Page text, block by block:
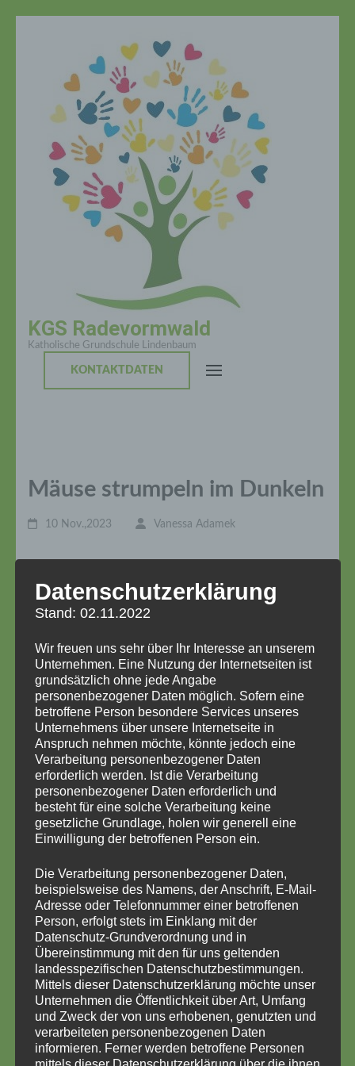
drücken)
KGS Radevormwald
Katholische Grundschule Lindenbaum
KONTAKTDATEN
Mäuse strumpeln im Dunkeln
10 Nov.,2023 Vanessa Adamek
3. November 2023
Am Freitag, den 3. November 2023 traf sich die
Mausklasse der Lindenbaumschule um 16.30
Uhr zum Klassenfest im Garten der Familie
Elbers in Krebsöge.
Als die Familien ankamen, war im Zelt schon
alles toll dekoriert und das Feuer brannte. Alle
hatten etwas für das Buffet vorbereitet und
stellten ihre Dips, Muffins, Kartoffeln und
Süßigkeiten auf den Buffettisch. Die Kinder
schwärmten sofort zum Spielen in den großen
Garten während die Eltern sich unterhielten
und schon einmal Stöcke für das abschließende
Stockbrotbraten schnitzten. Es duftete herrlich
nach den Pommeswaffeln, die Frau Elbers
unermüdlich buk und die in viele hungrige
Mägen wanderten.
Datenschutzerklärung
Stand: 02.11.2022
Wir freuen uns sehr über Ihr Interesse an unserem
Unternehmen. Eine Nutzung der Internetseiten ist
grundsätzlich ohne jede Angabe
personenbezogener Daten möglich. Sofern eine
betroffene Person besondere Services unseres
Unternehmens über unsere Internetseite in
Anspruch nehmen möchte, könnte jedoch eine
Verarbeitung personenbezogener Daten
erforderlich werden. Ist die Verarbeitung
personenbezogener Daten erforderlich und
besteht für eine solche Verarbeitung keine
gesetzliche Grundlage, holen wir generell eine
Einwilligung der betroffenen Person ein.
Die Verarbeitung personenbezogener Daten,
beispielsweise des Namens, der Anschrift, E-Mail-
Adresse oder Telefonnummer einer betroffenen
Person, erfolgt stets im Einklang mit der
Datenschutz-Grundverordnung und in
Übereinstimmung mit den für uns geltenden
landesspezifischen Datenschutzbestimmungen.
Mittels dieser Datenschutzerklärung möchte unser
Unternehmen die Öffentlichkeit über Art, Umfang
und Zweck der von uns erhobenen, genutzten und
verarbeiteten personenbezogenen Daten
informieren. Ferner werden betroffene Personen